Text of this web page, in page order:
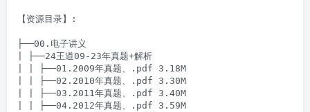
【资源目录】:
├──00.电子讲义
| ├──24王道09-23年真题+解析
| | ├──01.2009年真题、.pdf 3.18M
| | ├──02.2010年真题、.pdf 3.30M
| | ├──03.2011年真题、.pdf 3.40M
| | ├──04.2012年真题、.pdf 3.59M